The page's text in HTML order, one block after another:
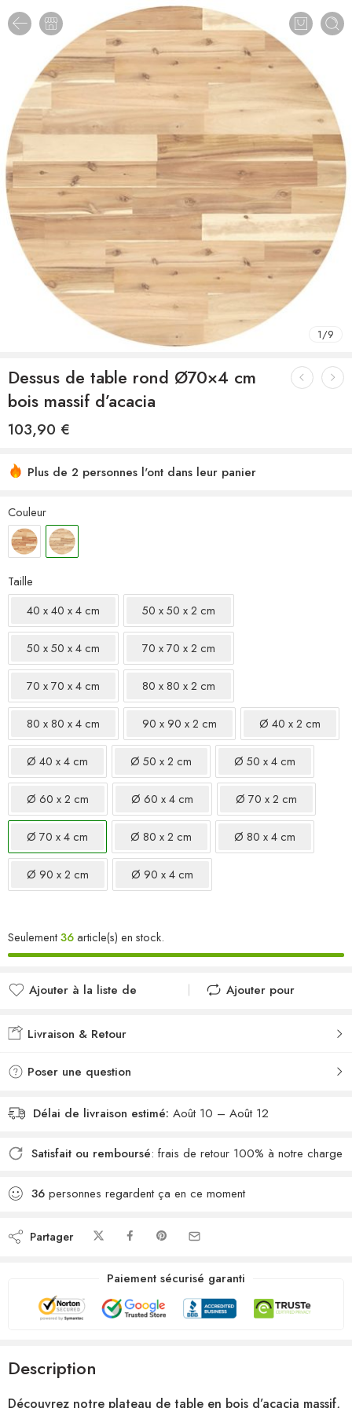
1/9
Dessus de table rond Ø70×4 cm
bois massif d’acacia
103,90 €
Plus de 2 personnes l'ont dans leur panier
Couleur
Taille
40 x 40 x 4 cm
50 x 50 x 2 cm
50 x 50 x 4 cm 70 x 70 x 2 cm
70 x 70 x 4 cm 80 x 80 x 2 cm
80 x 80 x 4 cm 90 x 90 x 2 cm Ø 40 x 2 cm
Ø 40 x 4 cm Ø 50 x 2 cm Ø 50 x 4 cm
Ø 60 x 2 cm Ø 60 x 4 cm Ø 70 x 2 cm
Ø 70 x 4 cm Ø 80 x 2 cm Ø 80 x 4 cm
Ø 90 x 2 cm Ø 90 x 4 cm
Seulement36article(s) en stock.
Ajouter à la liste de
Ajouté à la liste de
Ajouter pour
Livraison & Retour
Poser une question
Délai de livraison estimé: Août 10 – Août 12
Satisfait ou remboursé: frais de retour 100% à notre charge
36 personnes regardent ça en ce moment
Partager
Paiement sécurisé garanti
Description
Découvrez notre plateau de table en bois d’acacia massif,